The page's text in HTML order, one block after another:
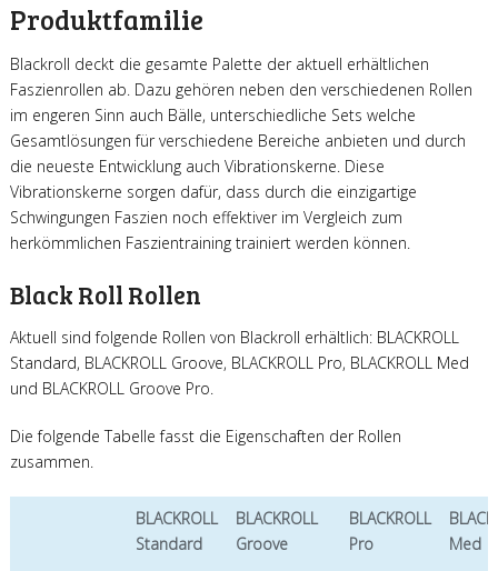
Produktfamilie
Blackroll deckt die gesamte Palette der aktuell erhältlichen
Faszienrollen ab. Dazu gehören neben den verschiedenen Rollen
im engeren Sinn auch Bälle, unterschiedliche Sets welche
Gesamtlösungen für verschiedene Bereiche anbieten und durch
die neueste Entwicklung auch Vibrationskerne. Diese
Vibrationskerne sorgen dafür, dass durch die einzigartige
Schwingungen Faszien noch effektiver im Vergleich zum
herkömmlichen Faszientraining trainiert werden können.
Black Roll Rollen
Aktuell sind folgende Rollen von Blackroll erhältlich: BLACKROLL
Standard, BLACKROLL Groove, BLACKROLL Pro, BLACKROLL Med
und BLACKROLL Groove Pro.
Die folgende Tabelle fasst die Eigenschaften der Rollen
zusammen.
BLACKROLL
Standard
BLACKROLL
Groove
BLACKROLL
Pro
Med